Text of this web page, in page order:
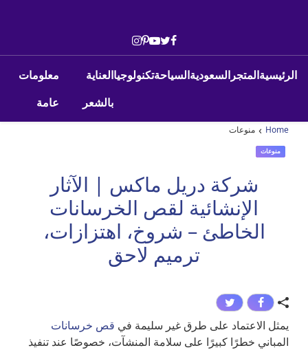
Main Navigation
الرئيسيةالمتجرالسعوديةالسياحةتكنولوجياالعناية
بالشعر
معلومات
عامة
Home
› منوعات
منوعات
شركة دريل ماكس | الآثار
الإنشائية لقص الخرسانات
الخاطئ – شروخ، اهتزازات،
ترميم لاحق
يمثل الاعتماد على طرق غير سليمة في قص خرسانات
المباني خطرًا كبيرًا على سلامة المنشآت، خصوصًا عند تنفيذ